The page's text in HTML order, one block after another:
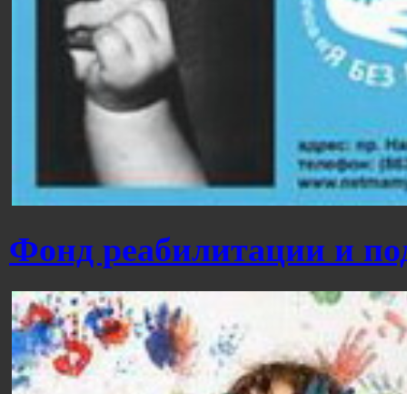
Фонд реабилитации и